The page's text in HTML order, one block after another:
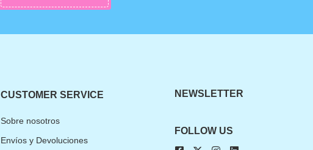
CUSTOMER SERVICE
Sobre nosotros
Envíos y Devoluciones
NEWSLETTER
FOLLOW US